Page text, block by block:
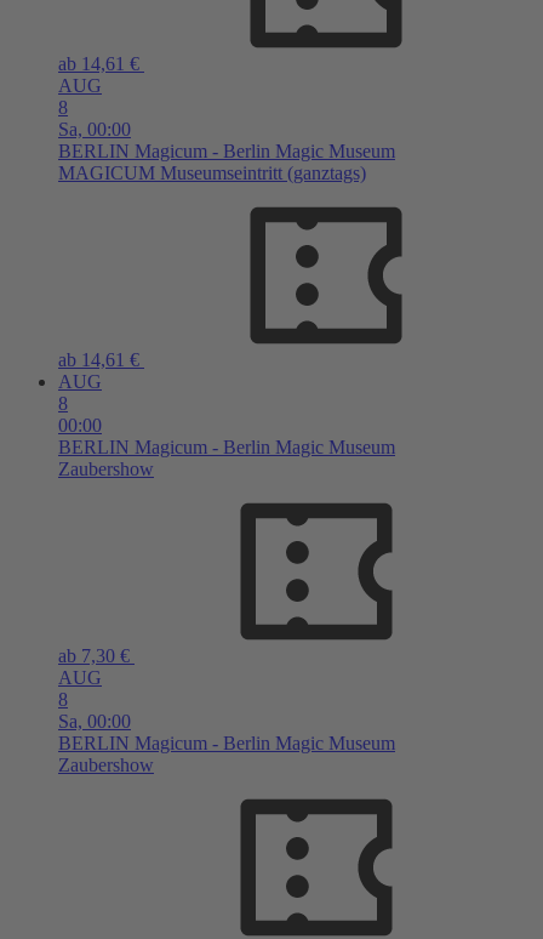
ab 14,61 €
AUG
8
Sa, 00:00
BERLIN Magicum - Berlin Magic Museum
MAGICUM Museumseintritt (ganztags)
ab 14,61 €
AUG
8
00:00
BERLIN Magicum - Berlin Magic Museum
Zaubershow
ab 7,30 €
AUG
8
Sa, 00:00
BERLIN Magicum - Berlin Magic Museum
Zaubershow